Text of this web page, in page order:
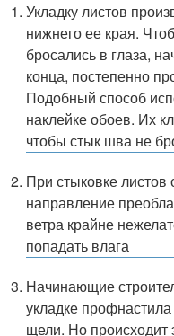
Укладку листов
нижнего ее края.
бросались в глаза,
конца, постепенно
Подобный способ
наклейке обоев. Их
чтобы стык шва не
При стыковке
направление
ветра крайне
попадать влага
Начинающие
укладке
щели. Но происходит